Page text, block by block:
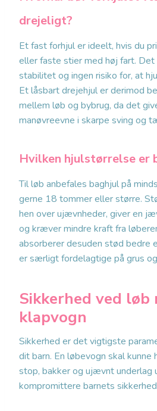
drejeligt?
Et fast forhjul er ideelt, hvis du
eller faste stier med høj fart. Det
stabilitet og ingen risiko for, at
Et låsbart drejehjul er derimod
mellem løb og bybrug, da det
manøvreevne i skarpe sving og
Hvilken hjulstørrelse er
Til løb anbefales baghjul på
gerne 18 tommer eller større.
hen over ujævnheder, giver en
og kræver mindre kraft fra
absorberer desuden stød bedre
er særligt fordelagtige på grus
Sikkerhed ved løb
klapvogn
Sikkerhed er det vigtigste
dit barn. En løbevogn skal kunne
stop, bakker og ujævnt underlag
kompromittere barnets